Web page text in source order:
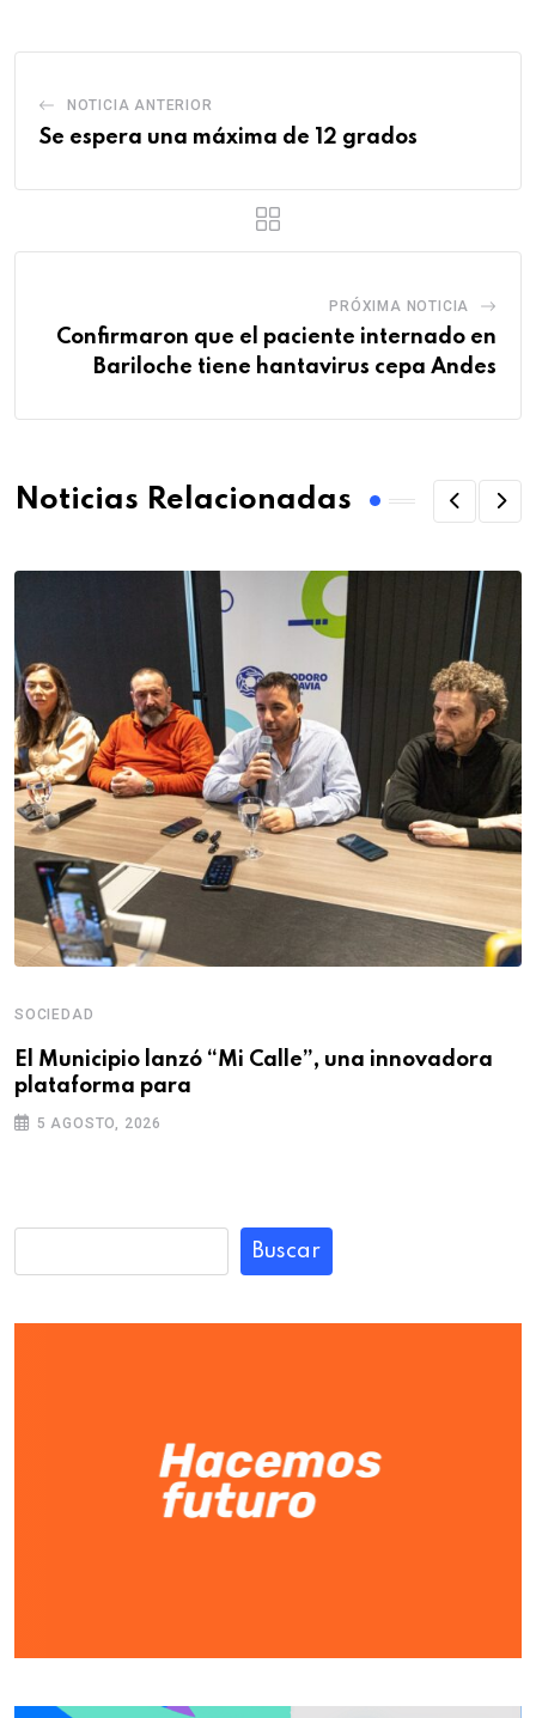
NOTICIA ANTERIOR
Se espera una máxima de 12 grados
PRÓXIMA NOTICIA
Confirmaron que el paciente internado en
Bariloche tiene hantavirus cepa Andes
Noticias Relacionadas
SOCIEDAD
El Municipio lanzó “Mi Calle”, una innovadora
plataforma para
5 AGOSTO, 2026
Buscar